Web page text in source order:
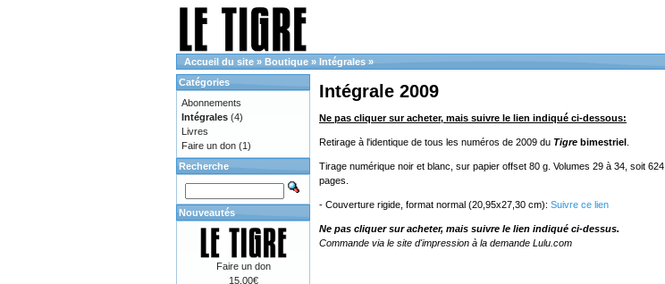
Accueil du site » Boutique » Intégrales »
Intégrale 2009
Ne pas cliquer sur acheter, mais suivre le lien indiqué ci-dessous:
Retirage à l'identique de tous les numéros de 2009 du Tigre bimestriel
Tirage numérique noir et blanc, sur papier offset 80 g. Volumes 29 à 34, soit 624
pages.
- Couverture rigide, format normal (20,95x27,30 cm): Suivre ce lien
Ne pas cliquer sur acheter, mais suivre le lien indiqué ci-dessus.
Commande via le site d'impression à la demande Lulu.com
Catégories
Abonnements
Intégrales (4)
Livres
Faire un don (1)
Recherche
Nouveautés
Faire un don
15,00€